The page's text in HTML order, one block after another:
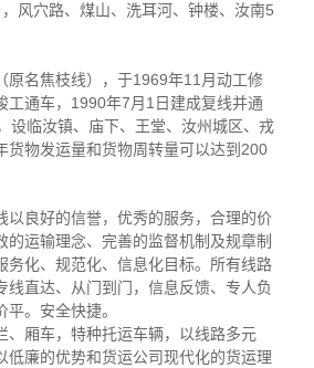
风穴路、煤山、洗耳河、钟楼、汝南5
原名焦枝线），于1969年11月动工修
工通车，1990年7月1日建成复线并通
设临汝镇、庙下、王堂、汝州城区、戎
货物发运量和货物周转量可以达到200
以良好的信誉，优秀的服务，合理的价
的运输理念、完善的监督机制及规章制
务化、规范化、信息化目标。所有线路
线直达、从门到门，信息反馈、专人负
。安全快捷。
、厢车，特种托运车辆，以线路多元
低廉的优势和货运公司现代化的货运理